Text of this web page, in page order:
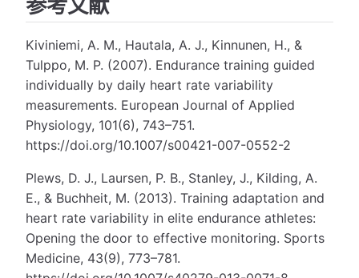
Kiviniemi, A. M., Hautala, A. J., Kinnunen, H., &
Tulppo, M. P. (2007). Endurance training guided
individually by daily heart rate variability
measurements. European Journal of Applied
Physiology, 101(6), 743–751.
https://doi.org/10.1007/s00421-007-0552-2
Plews, D. J., Laursen, P. B., Stanley, J., Kilding, A.
E., & Buchheit, M. (2013). Training adaptation and
heart rate variability in elite endurance athletes:
Opening the door to effective monitoring. Sports
Medicine, 43(9), 773–781.